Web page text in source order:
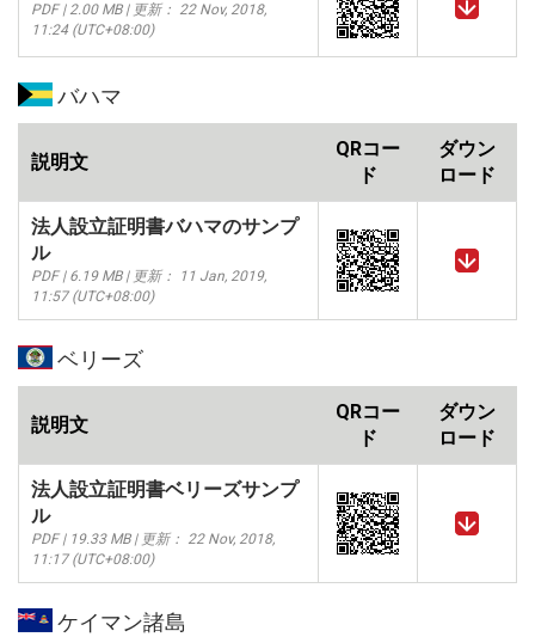
PDF | 2.00 MB | 更新： 22 Nov, 2018,
11:24 (UTC+08:00)
バハマ
説明文
QRコー
ド
ダウン
ロード
法人設立証明書バハマのサンプ
ル
PDF | 6.19 MB | 更新： 11 Jan, 2019,
11:57 (UTC+08:00)
ベリーズ
説明文
QRコー
ド
ダウン
ロード
法人設立証明書ベリーズサンプ
ル
PDF | 19.33 MB | 更新： 22 Nov, 2018,
11:17 (UTC+08:00)
ケイマン諸島